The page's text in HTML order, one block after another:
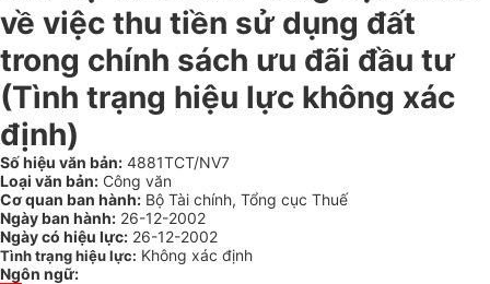
về việc thu tiền sử dụng đất
trong chính sách ưu đãi đầu tư
(Tình trạng hiệu lực không xác
định)
Số hiệu văn bản: 4881TCT/NV7
Loại văn bản: Công văn
Cơ quan ban hành: Bộ Tài chính, Tổng cục Thuế
Ngày ban hành: 26-12-2002
Ngày có hiệu lực: 26-12-2002
Tình trạng hiệu lực: Không xác định
Ngôn ngữ: